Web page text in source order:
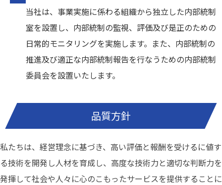
当社は、事業実施に係わる組織から独立した内部統制
室を設置し、内部統制の監視、評価及び是正のための
日常的モニタリングを実施します。また、内部統制の
推進及び適正な内部統制報告を行なうための内部統制
委員会を設置いたします。
品質方針
私たちは、経営理念に基づき、高い評価と報酬を受けるに値す
る技術を開発し人材を育成し、高度な技術力と適切な判断力を
発揮して社会や人々に心のこもったサービスを提供することに